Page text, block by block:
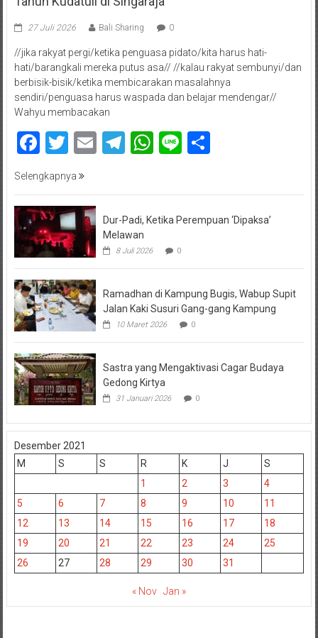
27 Juli 2026 Bali Sharing 0
//jika rakyat pergi/ketika penguasa pidato/kita harus hati-
hati/barangkali mereka putus asa// //kalau rakyat sembunyi/dan
berbisik-bisik/ketika membicarakan masalahnya
sendiri/penguasa harus waspada dan belajar mendengar//
Wahyu membacakan
Facebook
Twitter
EmailTelegram
WhatsApp
Line
Selengkapnya
Dur-Padi, Ketika Perempuan ‘Dipaksa’
Melawan
8 Juli 2026 0
Ramadhan di Kampung Bugis, Wabup Supit
Jalan Kaki Susuri Gang-gang Kampung
10 Maret 2026 0
Sastra yang Mengaktivasi Cagar Budaya
Gedong Kirtya
31 Januari 2026 0
Desember 2021
M
S S R K J
S
1
2 3
4
5
6 7 8 9 10
11
12
13 14 15 16 17
18
19
20 21 22 23 24
25
26
27 28 29 30 31
« Nov Jan »